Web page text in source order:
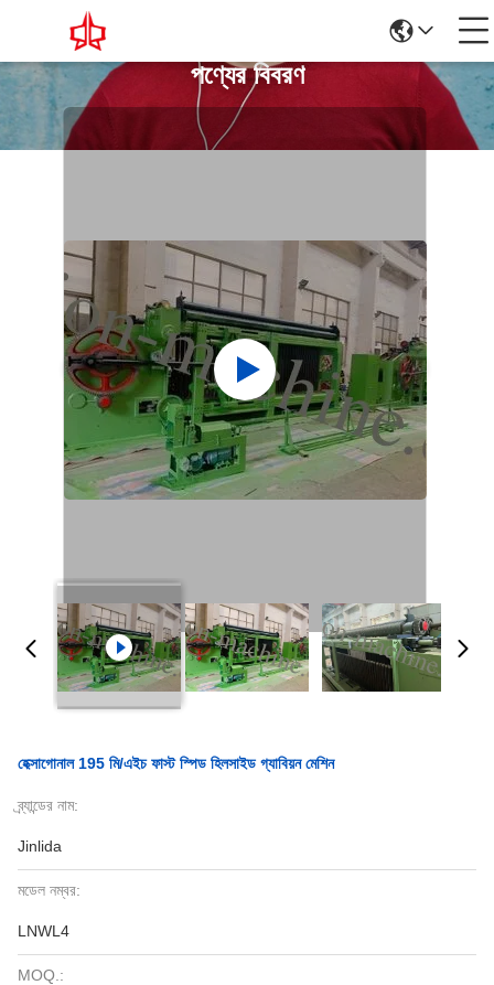
পণ্যের বিবরণ
হেক্সাগোনাল 195 মি/এইচ ফাস্ট স্পিড হিলসাইড গ্যাবিয়ন মেশিন
ব্র্যান্ডের নাম:
Jinlida
মডেল নম্বর:
LNWL4
MOQ.: